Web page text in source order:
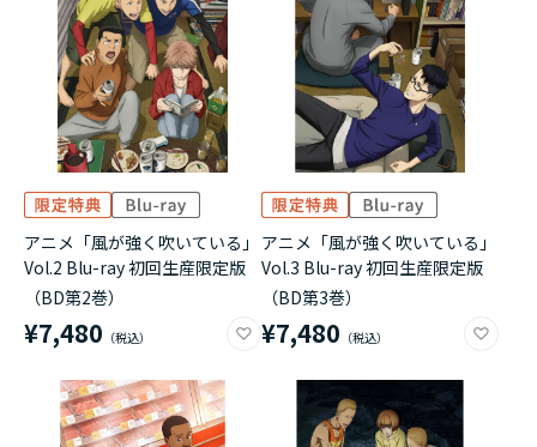
アニメ「風が強く吹いている」
Vol.2 Blu-ray 初回生産限定版
（BD第2巻）
¥7,480
アニメ「風が強く吹いている」
Vol.3 Blu-ray 初回生産限定版
（BD第3巻）
¥7,480